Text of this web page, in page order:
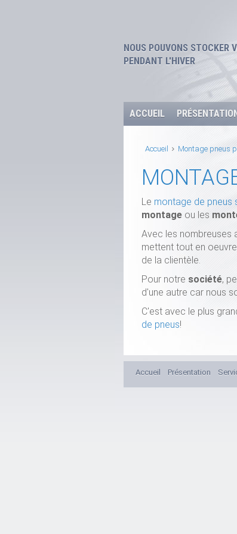
NOUS POUVONS STOCKER
PENDANT L'HIVER
ACCUEIL
Accueil Montage pneus
Le montage de pneus
montage ou les
Avec les nombreuses
mettent tout en
de la clientèle.
Pour notre société,
d'une autre car nous
C'est avec le plus
de pneus!
Accueil Présentation